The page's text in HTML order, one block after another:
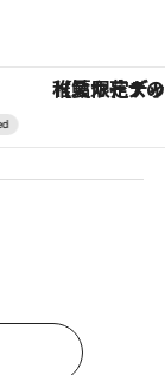
ヴァシュロン・コンスタンタ